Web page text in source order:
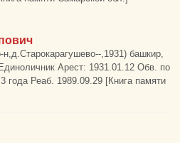
,1931) башкир,
Арест: 1931.01.12 Обв. по
года Реаб. 1989.09.29 [Книга памяти